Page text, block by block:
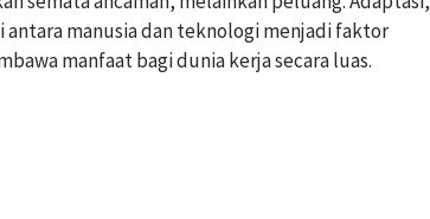
manusia dan teknologi menjadi faktor
manfaat bagi dunia kerja secara luas.